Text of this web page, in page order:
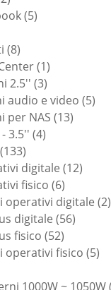
prodotti
55
88
prodotti
11
prodotto
2.5'' 33
prodotti
audio e video 55
per NAS 1313
3.5'' 44
133133
prodotti
digitale 1212
fisico 66
prodotti
operativi digitale 22
digitale 5656
fisico 5252
prodotti
operativi fisico 55
1000W ~ 1050W